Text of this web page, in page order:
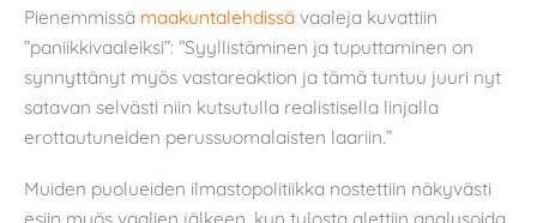
Pienemmissä maakuntalehdissä vaaleja kuvattiin
”paniikkivaaleiksi”: ”Syyllistäminen ja tuputtaminen on
synnyttänyt myös vastareaktion ja tämä tuntuu juuri nyt
satavan selvästi niin kutsutulla realistisella linjalla
erottautuneiden perussuomalaisten laariin.”
Muiden puolueiden ilmastopolitiikka nostettiin näkyvästi